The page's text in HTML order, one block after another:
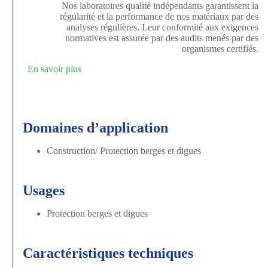
Nos laboratoires qualité indépendants garantissent la
régularité et la performance de nos matériaux par des
analyses régulières. Leur conformité aux exigences
normatives est assurée par des audits menés par des
organismes certifiés.
En savoir plus
Domaines d’application
Construction/ Protection berges et digues
Usages
Protection berges et digues
Caractéristiques techniques